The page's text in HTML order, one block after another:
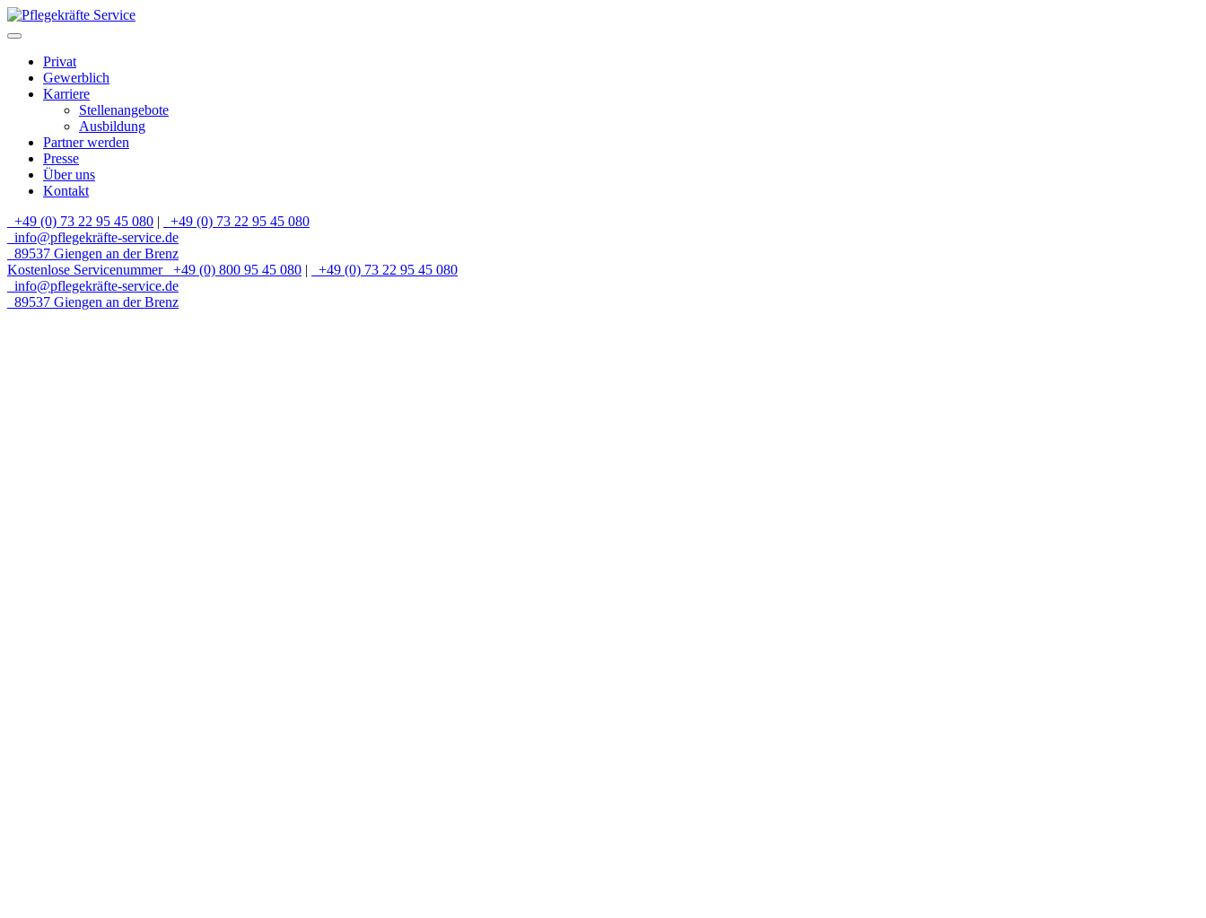
Privat
Gewerblich
Karriere
Stellenangebote
Ausbildung
Partner werden
Presse
Über uns
Kontakt
+49 (0) 73 22 95 45 080 |
+49 (0) 73 22 95 45 080
info@pflegekräfte-service.de
89537 Giengen an der Brenz
Kostenlose Servicenummer
+49 (0) 800 95 45 080 |
+49 (0) 73 22 95 45 080
info@pflegekräfte-service.de
89537 Giengen an der Brenz